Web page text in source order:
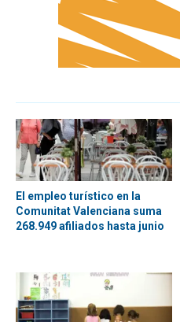
El empleo turístico en la
Comunitat Valenciana suma
268.949 afiliados hasta junio